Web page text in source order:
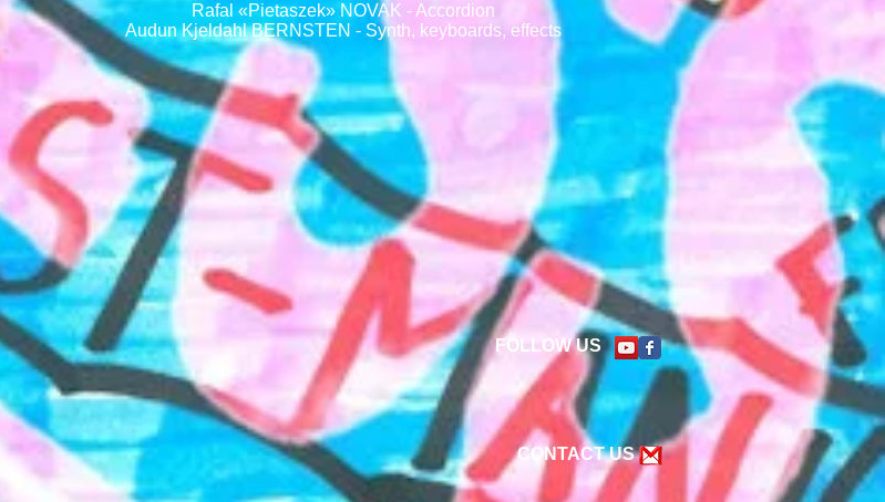
Rafal «Pietaszek» NOVAK - Accordion
Audun Kjeldahl BERNSTEN - Synth, keyboards, effects
FOLLOW US
CONTACT US